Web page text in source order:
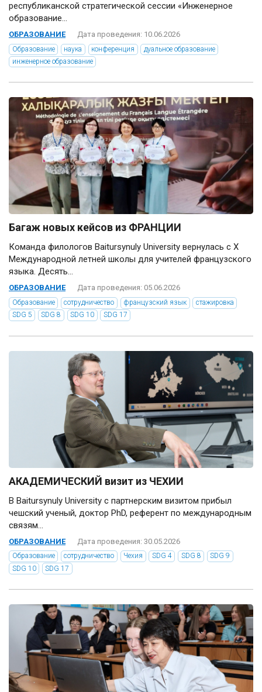
республиканской стратегической сессии «Инженерное
образование...
ОБРАЗОВАНИЕ Дата проведения: 10.06.2026
Образование наука конференция
дуальное образование
инженерное образование
Багаж новых кейсов из ФРАНЦИИ
Команда филологов Baitursynuly University вернулась с Х
Международной летней школы для учителей французского
языка. Десять...
ОБРАЗОВАНИЕ Дата проведения: 05.06.2026
Образование сотрудничество французский язык
стажировка
SDG 5
SDG 8 SDG 10 SDG 17
АКАДЕМИЧЕСКИЙ визит из ЧЕХИИ
В Baitursynuly University с партнерским визитом прибыл
чешский ученый, доктор PhD, референт по международным
связям...
ОБРАЗОВАНИЕ Дата проведения: 30.05.2026
Образование сотрудничество Чехия SDG 4 SDG 8
SDG 9
SDG 10
SDG 17